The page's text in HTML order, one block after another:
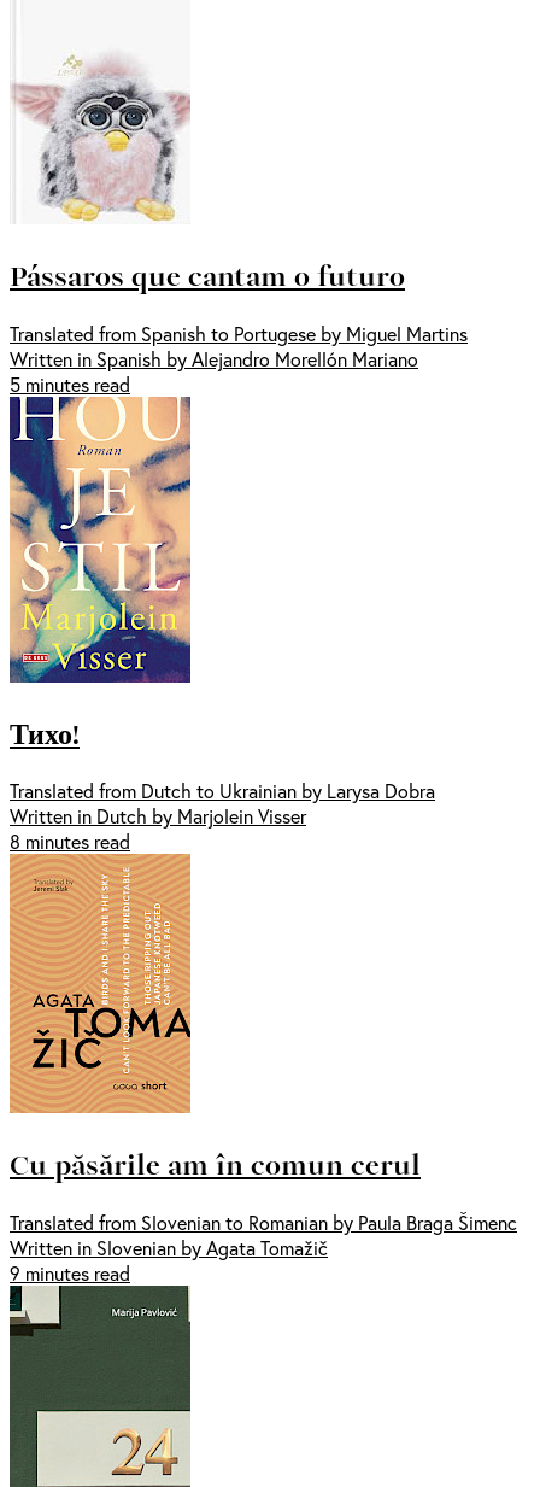
Pássaros que cantam o futuro
Translated from Spanish to Portugese by Miguel Martins
Written in Spanish by Alejandro Morellón Mariano
5 minutes read
Тихо!
Translated from Dutch to Ukrainian by Larysa Dobra
Written in Dutch by Marjolein Visser
8 minutes read
Cu păsările am în comun cerul
Translated from Slovenian to Romanian by Paula Braga Šimenc
Written in Slovenian by Agata Tomažič
9 minutes read